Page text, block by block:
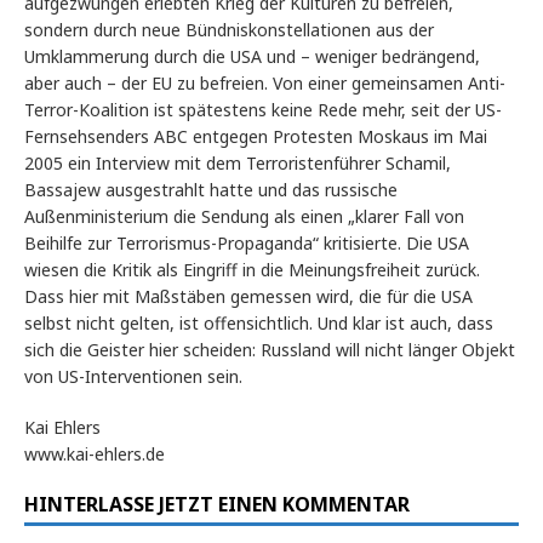
sondern durch neue Bündniskonstellationen aus der
Umklammerung durch die USA und – weniger bedrängend,
aber auch – der EU zu befreien. Von einer gemeinsamen Anti-
Terror-Koalition ist spätestens keine Rede mehr, seit der US-
Fernsehsenders ABC entgegen Protesten Moskaus im Mai
2005 ein Interview mit dem Terroristenführer Schamil,
Bassajew ausgestrahlt hatte und das russische
Außenministerium die Sendung als einen „klarer Fall von
Beihilfe zur Terrorismus-Propaganda“ kritisierte. Die USA
wiesen die Kritik als Eingriff in die Meinungsfreiheit zurück.
Dass hier mit Maßstäben gemessen wird, die für die USA
selbst nicht gelten, ist offensichtlich. Und klar ist auch, dass
sich die Geister hier scheiden: Russland will nicht länger Objekt
von US-Interventionen sein.
Kai Ehlers
www.kai-ehlers.de
HINTERLASSE JETZT EINEN KOMMENTAR